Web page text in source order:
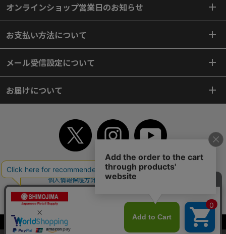
当サイトはクッキー（Cookie）を使用しています。Cookieの使用に同意いた
オンラインショップ営業日のお知らせ
お支払い方法について
メール受信設定について
お届けについて
TOP 初めてご利用のお客様へ ご利用案内
ご利用規約
個人情報保護方針
特定商取引法
よくあるご質問
お問い合わせ
サイトマップ
Copyright© 2018 SHIMOJIMA Co.,Ltd. All Rights Reserved.